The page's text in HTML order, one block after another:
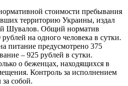
стоимости пребывания
территорию Украины, издал
Шувалов. Общий норматив
на одного человека в сутки.
питание предусмотрено 375
– 925 рублей в сутки.
о беженцах, находящихся в
Контроль за исполнением
собой.